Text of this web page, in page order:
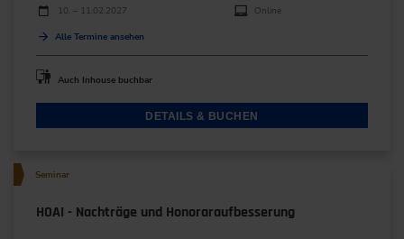
10. – 11.02.2027
Online
Alle Termine ansehen
Auch Inhouse buchbar
DETAILS & BUCHEN
Seminar
HOAI - Nachträge und Honoraraufbesserung